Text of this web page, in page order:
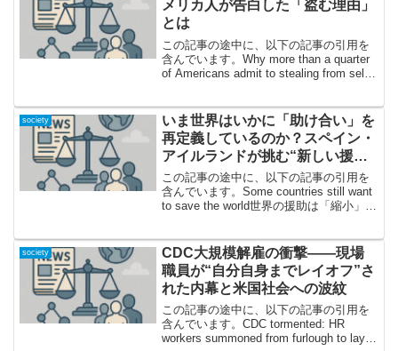
メリカ人が告白した「盗む理由」
とは
この記事の途中に、以下の記事の引用を
含んでいます。Why more than a quarter
of Americans admit to stealing from self-
society
いま世界はいかに「助け合い」を
再定義しているのか？スペイン・
アイルランドが挑む“新しい援
助”のかたち
この記事の途中に、以下の記事の引用を
含んでいます。Some countries still want
to save the world世界の援助は「縮小」か
ていると言っ...
society
CDC大規模解雇の衝撃――現場
職員が“自分自身までレイオフ”さ
れた内幕と米国社会への波紋
この記事の途中に、以下の記事の引用を
含んでいます。CDC tormented: HR
workers summoned from furlough to lay